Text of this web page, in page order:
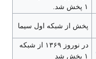
۱ پخش شد.
پخش از شبکه اول سیما
در نوروز ۱۳۶۹ از شبکه
۱ پخش شد